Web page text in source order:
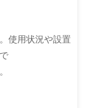
使用状況や設置